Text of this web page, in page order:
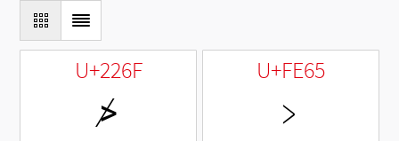
U+226F
≯
U+FE65
﹥